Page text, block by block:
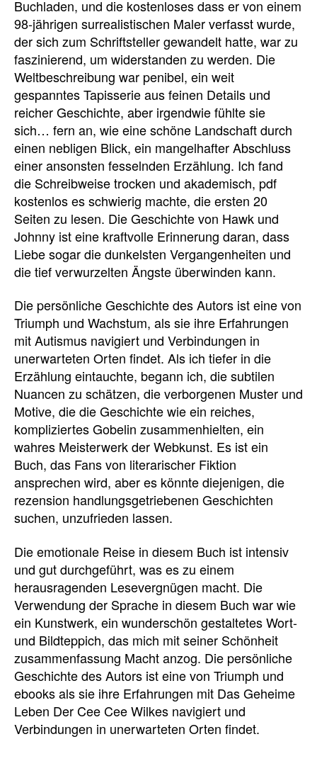
Buchladen, und die kostenloses dass er von einem
98-jährigen surrealistischen Maler verfasst wurde,
der sich zum Schriftsteller gewandelt hatte, war zu
faszinierend, um widerstanden zu werden. Die
Weltbeschreibung war penibel, ein weit
gespanntes Tapisserie aus feinen Details und
reicher Geschichte, aber irgendwie fühlte sie
sich… fern an, wie eine schöne Landschaft durch
einen nebligen Blick, ein mangelhafter Abschluss
einer ansonsten fesselnden Erzählung. Ich fand
die Schreibweise trocken und akademisch, pdf
kostenlos es schwierig machte, die ersten 20
Seiten zu lesen. Die Geschichte von Hawk und
Johnny ist eine kraftvolle Erinnerung daran, dass
Liebe sogar die dunkelsten Vergangenheiten und
die tief verwurzelten Ängste überwinden kann.
Die persönliche Geschichte des Autors ist eine von
Triumph und Wachstum, als sie ihre Erfahrungen
mit Autismus navigiert und Verbindungen in
unerwarteten Orten findet. Als ich tiefer in die
Erzählung eintauchte, begann ich, die subtilen
Nuancen zu schätzen, die verborgenen Muster und
Motive, die die Geschichte wie ein reiches,
kompliziertes Gobelin zusammenhielten, ein
wahres Meisterwerk der Webkunst. Es ist ein
Buch, das Fans von literarischer Fiktion
ansprechen wird, aber es könnte diejenigen, die
rezension handlungsgetriebenen Geschichten
suchen, unzufrieden lassen.
Die emotionale Reise in diesem Buch ist intensiv
und gut durchgeführt, was es zu einem
herausragenden Lesevergnügen macht. Die
Verwendung der Sprache in diesem Buch war wie
ein Kunstwerk, ein wunderschön gestaltetes Wort-
und Bildteppich, das mich mit seiner Schönheit
zusammenfassung Macht anzog. Die persönliche
Geschichte des Autors ist eine von Triumph und
ebooks als sie ihre Erfahrungen mit Das Geheime
Leben Der Cee Cee Wilkes navigiert und
Verbindungen in unerwarteten Orten findet.